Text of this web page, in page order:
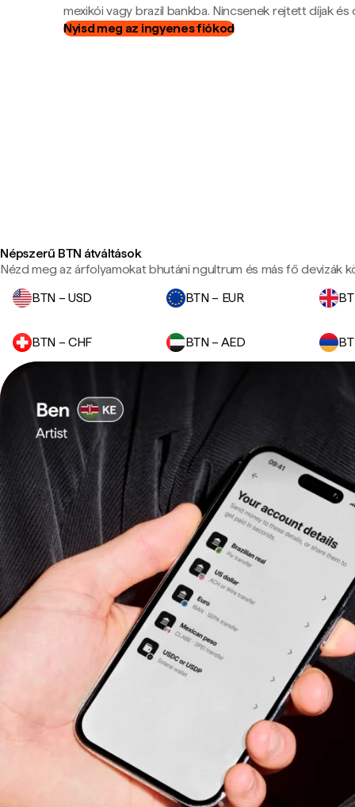
mexikói vagy brazil bankba. Nincsenek rejtett díjak és
Nyisd meg az ingyenes fiókod
Népszerű BTN átváltások
Nézd meg az árfolyamokat bhutáni ngultrum és más fő devizák
BTN – USD
BTN – EUR
BTN – CHF BTN – AED